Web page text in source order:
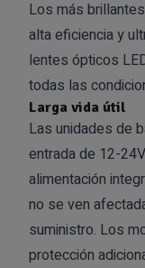
Los más
alta eficiencia y
lentes ópticos
todas las
Larga vida útil
Las unidades de
entrada de 12-
alimentación
no se ven
suministro. Los
protección